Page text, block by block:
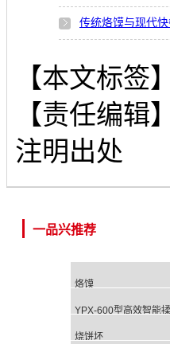
传统烙馍与现代快
【本文标签
【责任编辑
注明出处
一品兴推荐
烙馍
YPX-600型高效智能
烧饼坯